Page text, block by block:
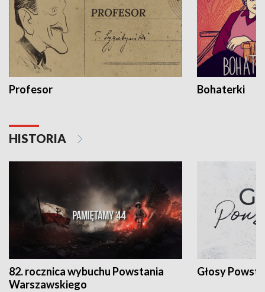
Profesor Bohaterki
HISTORIA
82. rocznica wybuchu Powstania
Warszawskiego
Głosy